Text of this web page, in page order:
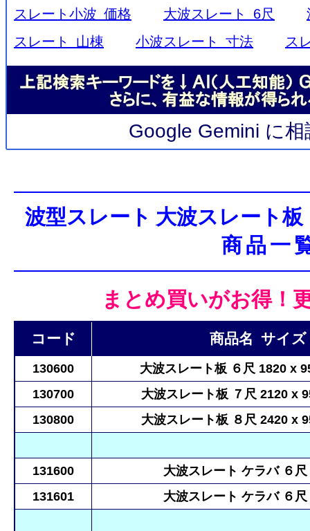
スレート小波 価格
大波スレート 6尺
スレート 山棟
小波スレート 寸法 ス
Google Gemini に
波型スレート 大波スレート
商品一
まとめ買いがお得！
コード 商品名 サイズ
130600
大波スレート板 ６尺 1820 x
130700
大波スレート板 ７尺 2120 x
130800
大波スレート板 ８尺 2420 x
131600
大波スレート ケラバ ６
131601
大波スレート ケラバ ６